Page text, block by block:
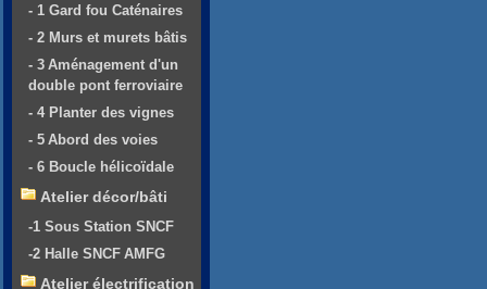
- 1 Gard fou Caténaires
- 2 Murs et murets bâtis
- 3 Aménagement d'un
double pont ferroviaire
- 4 Planter des vignes
- 5 Abord des voies
- 6 Boucle hélicoïdale
Atelier décor/bâti
-1 Sous Station SNCF
-2 Halle SNCF AMFG
Atelier électrification